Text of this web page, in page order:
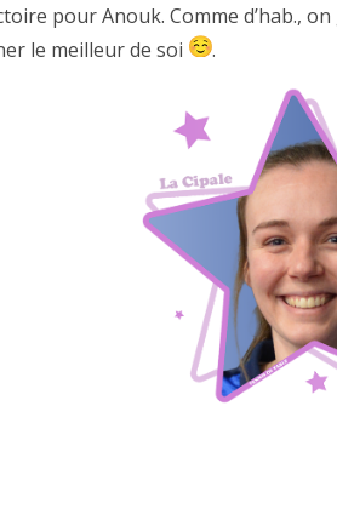
pour Anouk. Comme d’hab.,
le meilleur de soi
.